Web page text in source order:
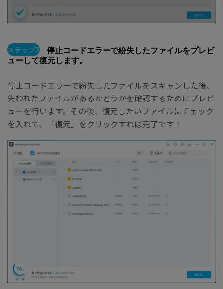
ステップ3
停止コードエラーで紛失したファイルをプレビ
ューして復元します。
停止コードエラーで紛失したファイルをスキャンした後、
失われたファイルがあるかどうかを確認するためにプレビ
ューを行います。その後、復元したいファイルにチェック
を入れて、「復元」をクリックすれば完了です！